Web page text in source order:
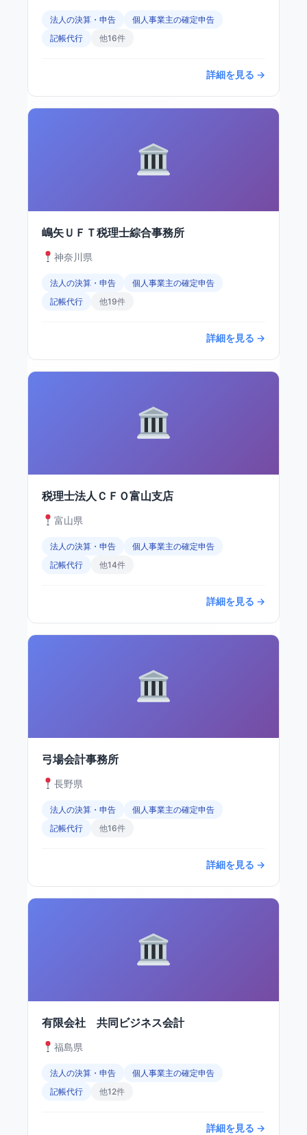
法人の決算・申告
個人事業主の確定申告
記帳代行
他16件
詳細を見る →
嶋矢ＵＦＴ税理士綜合事務所
神奈川県
法人の決算・申告
個人事業主の確定申告
記帳代行
他19件
詳細を見る →
税理士法人ＣＦＯ富山支店
富山県
法人の決算・申告
個人事業主の確定申告
記帳代行
他14件
詳細を見る →
弓場会計事務所
長野県
法人の決算・申告
個人事業主の確定申告
記帳代行
他16件
詳細を見る →
有限会社 共同ビジネス会計
福島県
法人の決算・申告
個人事業主の確定申告
記帳代行
他12件
詳細を見る →